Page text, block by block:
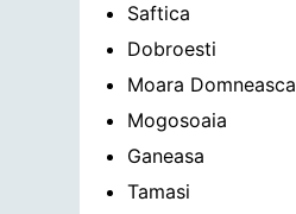
Saftica
Dobroesti
Moara Domneasca
Mogosoaia
Ganeasa
Tamasi